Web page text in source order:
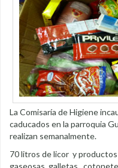
La Comisaría de Higiene
caducados en la parroquia
realizan semanalmente.
70 litros de licor y